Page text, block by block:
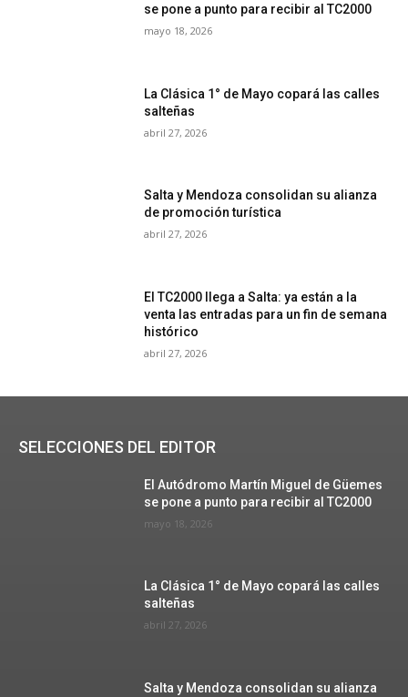
se pone a punto para recibir al TC2000
mayo 18, 2026
La Clásica 1° de Mayo copará las calles
salteñas
abril 27, 2026
Salta y Mendoza consolidan su alianza
de promoción turística
abril 27, 2026
El TC2000 llega a Salta: ya están a la
venta las entradas para un fin de semana
histórico
abril 27, 2026
SELECCIONES DEL EDITOR
El Autódromo Martín Miguel de Güemes
se pone a punto para recibir al TC2000
mayo 18, 2026
La Clásica 1° de Mayo copará las calles
salteñas
abril 27, 2026
Salta y Mendoza consolidan su alianza